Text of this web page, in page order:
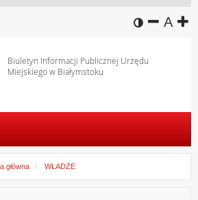
wersja
A
Biuletyn Informacji Publicznej Urzędu
Miejskiego w Białymstoku
główna WŁADZE